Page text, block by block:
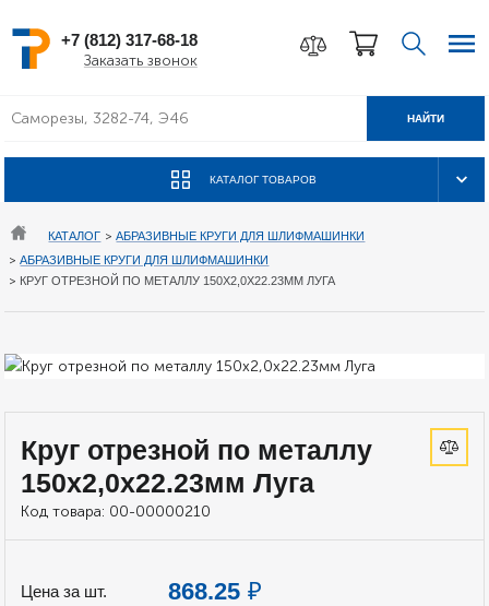
+7 (812) 317-68-18
Заказать звонок
КАТАЛОГ ТОВАРОВ
НАЙТИ
КАТАЛОГ >АБРАЗИВНЫЕ КРУГИ ДЛЯ ШЛИФМАШИНКИ
>АБРАЗИВНЫЕ КРУГИ ДЛЯ ШЛИФМАШИНКИ
> КРУГ ОТРЕЗНОЙ ПО МЕТАЛЛУ 150Х2,0Х22.23ММ ЛУГА
Круг отрезной по металлу
150х2,0х22.23мм Луга
Код товара: 00-00000210
Цена за шт. 868.25 ₽